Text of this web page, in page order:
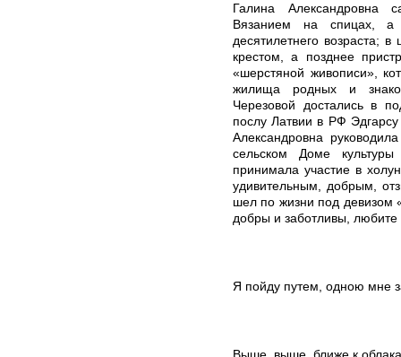
Галина Александровна
Вязанием на спицах,
десятилетнего возраста;
крестом, а позднее
«шерстяной живописи»,
жилища родных и
Черезовой достались в
послу Латвии в РФ
Александровна
сельском Доме
принимала участие в
удивительным, добрым,
шел по жизни под девизом
добры и заботливы, любите
Я пойду путем, одною мне